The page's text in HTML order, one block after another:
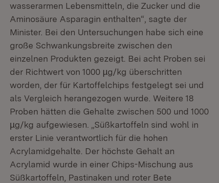
wasserarmen Lebensmitteln, die Zucker und die
Aminosäure Asparagin enthalten“, sagte der
Minister. Bei den Untersuchungen habe sich eine
große Schwankungsbreite zwischen den
einzelnen Produkten gezeigt. Bei acht Proben sei
der Richtwert von 1000 µg/kg überschritten
worden, der für Kartoffelchips festgelegt sei und
als Vergleich herangezogen wurde. Weitere 18
Proben hätten die Gehalte zwischen 500 und 1000
µg/kg aufgewiesen. „Süßkartoffeln sind wohl in
erster Linie verantwortlich für die hohen
Acrylamidgehalte. Der höchste Gehalt an
Acrylamid wurde in einer Chips-Mischung aus
Süßkartoffeln, Pastinaken und roter Bete